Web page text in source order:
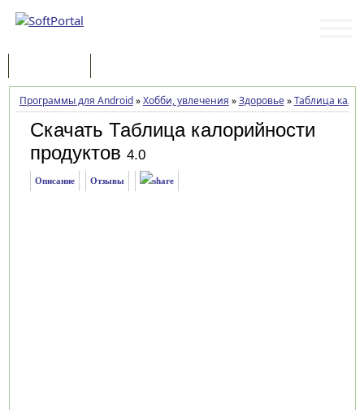
Программы для Android»Хобби, увлечения »Здоровье»Таблица
Скачать Таблица калорийности
продуктов 4.0
Описание Отзывы